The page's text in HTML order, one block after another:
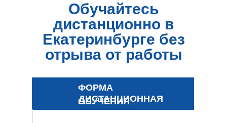
Обучайтесь
дистанционно в
Екатеринбурге без
отрыва от работы
ФОРМА
ОБУЧЕНИЯ
ДИСТАНЦИОННАЯ